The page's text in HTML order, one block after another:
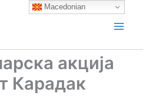
акција
Карадак
Macedonian